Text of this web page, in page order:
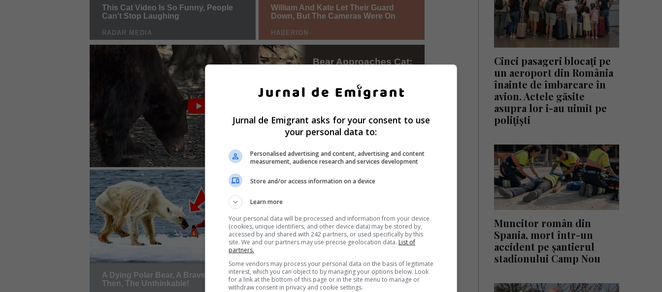
Cinci pasageri blocați pe
un aeroport din România
înainte de îmbarcare în
avion. Actele găsite
asupra lor i-au uimit pe
polițiști
Muncitor român din
Spania, mort într-un
accident pe șantierul
stadionului Camp Nou
Jurnal de Emigrant asks for your consent to use
your personal data to:
Personalised advertising and content, advertising and content
measurement, audience research and services development
Store and/or access information on a device
Learn more
Your personal data will be processed and information from your device
(cookies, unique identifiers, and other device data) may be stored by,
accessed by and shared with 242 partners, or used specifically by this
site. We and our partners may use precise geolocation data. List of
partners.
Some vendors may process your personal data on the basis of legitimate
interest, which you can object to by managing your options below. Look
for a link at the bottom of this page or in the site menu to manage or
withdraw consent in privacy and cookie settings.